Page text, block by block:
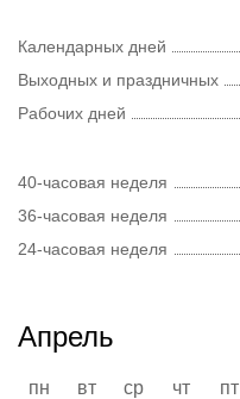
Календарных дней
Выходных и праздничных
Рабочих дней
40-часовая неделя
36-часовая неделя
24-часовая неделя
Апрель
пн вт ср чт пт